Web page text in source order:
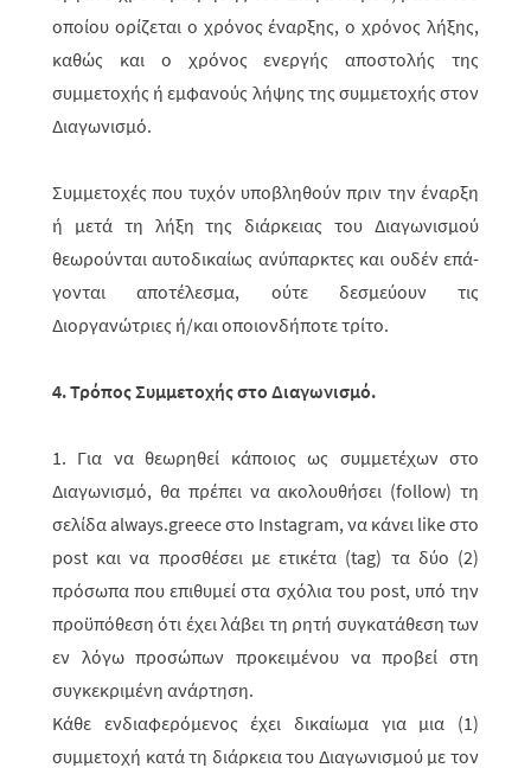
οποίου ορίζεται ο χρόνος έναρξης, ο χρόνος λήξης,
καθώς και ο χρόνος ενερ­γής αποστολής της
συμμετοχής ή εμφανούς λήψης της συμμετοχής στον
Διαγωνισμό.
Συμμετοχές που τυχόν υποβληθούν πριν την έναρξη
ή μετά τη λήξη της διάρ­κειας του Διαγωνισμού
θεωρούνται αυτοδικαίως ανύπαρκτες και ουδέν επά­
γο­νται αποτέλεσμα, ούτε δεσμεύουν τις
Διοργανώτριες ή/και οποιονδήποτε τρίτο.
4. Τρόπος Συμμετοχής στο Διαγωνισμό.
1. Για να θεωρηθεί κάποιος ως συμμετέχων στο
Διαγωνισμό, θα πρέπει να ακο­λουθήσει (follow) τη
σελίδα always.greeceστο Instagram, να κάνει likeστο
post και να προσθέσει με ετικέτα (tag) τα δύο (2)
πρόσωπα που επιθυμεί στα σχόλια του post, υπό την
προϋπόθεση ότι έχει λάβει τη ρητή συγκατάθεση των
εν λόγω προσώπων προκειμένου να προβεί στη
συγκεκριμένη ανάρτηση.
Κάθε ενδιαφερόμενος έχει δικαίωμα για μια (1)
συμμετοχή κατά τη διάρκεια του Διαγωνισμού με τον